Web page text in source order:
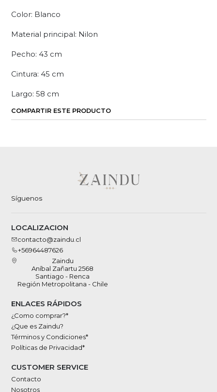
Color: Blanco
Material principal: Nilon
Pecho: 43 cm
Cintura: 45 cm
Largo: 58 cm
COMPARTIR ESTE PRODUCTO
Síguenos
LOCALIZACION
contacto@zaindu.cl
+56964487626
Zaindu
Aníbal Zañartu 2568
Santiago - Renca
Región Metropolitana - Chile
ENLACES RÁPIDOS
¿Como comprar?*
¿Que es Zaindu?
Términos y Condiciones*
Políticas de Privacidad*
CUSTOMER SERVICE
Contacto
Nosotros